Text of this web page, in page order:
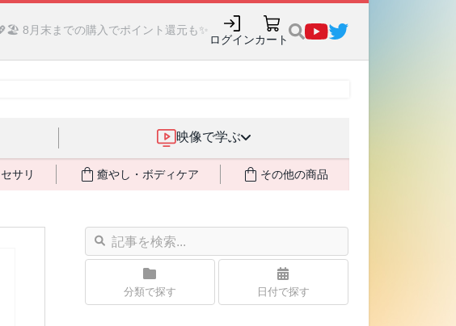
8月末までの購入でポイント還元も✨
ログインカート
映像で学ぶ
サリ 癒やし・ボディケア その他の商品
分類で探す 日付で探す